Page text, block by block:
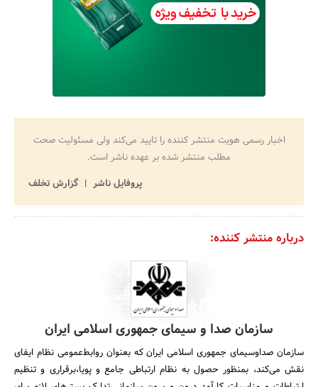
اخبار رسمی هویت منتشر کننده را تایید می‌کند ولی مسئولیت صحت
مطلب منتشر شده بر عهده ناشر است.
پروفایل ناشر
گزارش تخلف
درباره منتشر کننده:
سازمان صدا و سیمای جمهوری اسلامی ایران
سازمان صداوسیمای جمهوری اسلامی ایران که بعنوان روابط‌عمومی نظام ایفای
نقش می‌کند، بمنظور حصول به نظام ارتباطی جامع و پویا،برقراری و تنظیم